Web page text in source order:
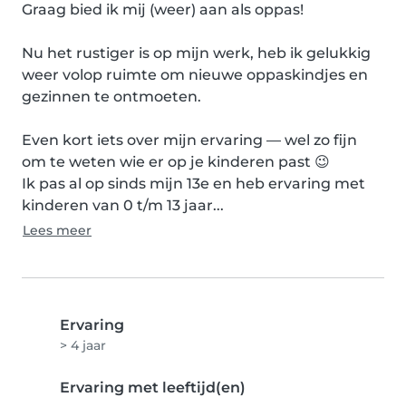
Graag bied ik mij (weer) aan als oppas!
Nu het rustiger is op mijn werk, heb ik gelukkig
weer volop ruimte om nieuwe oppaskindjes en
gezinnen te ontmoeten.
Even kort iets over mijn ervaring — wel zo fijn
om te weten wie er op je kinderen past 😉
Ik pas al op sinds mijn 13e en heb ervaring met
kinderen van 0 t/m 13 jaar...
Lees meer
Ervaring
> 4 jaar
Ervaring met leeftijd(en)